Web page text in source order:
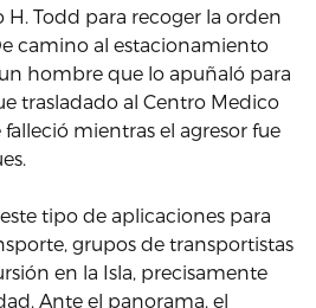
Todd para recoger la orden
camino al estacionamiento
hombre que lo apuñaló para
trasladado al Centro Medico
mientras el agresor fue
tipo de aplicaciones para
grupos de transportistas
en la Isla, precisamente
Ante el panorama, el